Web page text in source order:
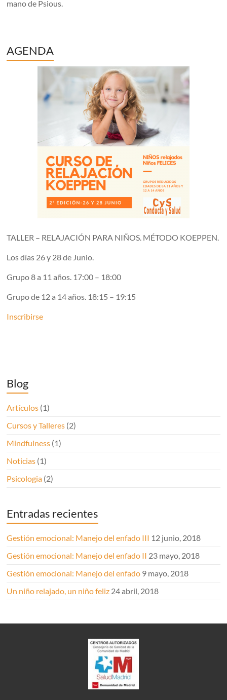
mano de Psious.
AGENDA
TALLER – RELAJACIÓN PARA NIÑOS. MÉTODO KOEPPEN.
Los días 26 y 28 de Junio.
Grupo 8 a 11 años. 17:00 – 18:00
Grupo de 12 a 14 años. 18:15 – 19:15
Inscribirse
Blog
Artículos (1)
Cursos y Talleres (2)
Mindfulness (1)
Noticias (1)
Psicologia (2)
Entradas recientes
Gestión emocional: Manejo del enfado III 12 junio, 2018
Gestión emocional: Manejo del enfado II 23 mayo, 2018
Gestión emocional: Manejo del enfado 9 mayo, 2018
Un niño relajado, un niño feliz 24 abril, 2018